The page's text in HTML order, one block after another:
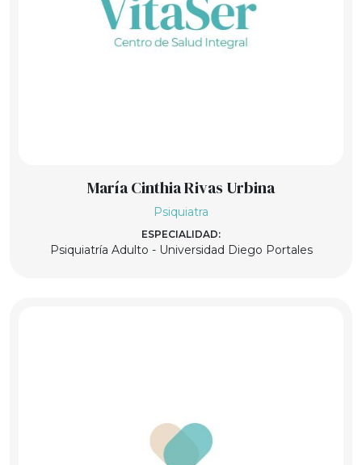
María Cinthia Rivas Urbina
Psiquiatra
ESPECIALIDAD:
Psiquiatría Adulto - Universidad Diego Portales